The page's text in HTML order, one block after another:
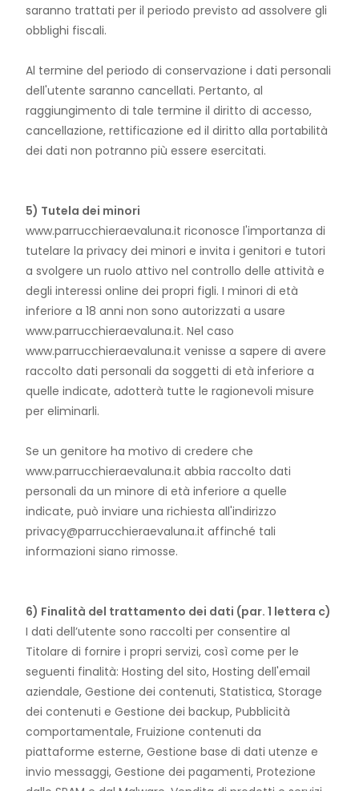
saranno trattati per il periodo previsto ad assolvere gli
obblighi fiscali.
Al termine del periodo di conservazione i dati personali
dell'utente saranno cancellati. Pertanto, al
raggiungimento di tale termine il diritto di accesso,
cancellazione, rettificazione ed il diritto alla portabilità
dei dati non potranno più essere esercitati.
5) Tutela dei minori
www.parrucchieraevaluna.it riconosce l'importanza di
tutelare la privacy dei minori e invita i genitori e tutori
a svolgere un ruolo attivo nel controllo delle attività e
degli interessi online dei propri figli. I minori di età
inferiore a 18 anni non sono autorizzati a usare
www.parrucchieraevaluna.it. Nel caso
www.parrucchieraevaluna.it venisse a sapere di avere
raccolto dati personali da soggetti di età inferiore a
quelle indicate, adotterà tutte le ragionevoli misure
per eliminarli.
Se un genitore ha motivo di credere che
www.parrucchieraevaluna.it abbia raccolto dati
personali da un minore di età inferiore a quelle
indicate, può inviare una richiesta all'indirizzo
privacy@parrucchieraevaluna.it affinché tali
informazioni siano rimosse.
6) Finalità del trattamento dei dati (par. 1 lettera c)
I dati dell’utente sono raccolti per consentire al
Titolare di fornire i propri servizi, così come per le
seguenti finalità: Hosting del sito, Hosting dell'email
aziendale, Gestione dei contenuti, Statistica, Storage
dei contenuti e Gestione dei backup, Pubblicità
comportamentale, Fruizione contenuti da
piattaforme esterne, Gestione base di dati utenze e
invio messaggi, Gestione dei pagamenti, Protezione